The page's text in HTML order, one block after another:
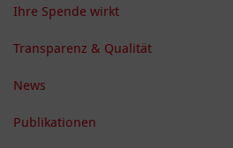
Ihre Spende wirkt
Transparenz & Qualität
News
Publikationen